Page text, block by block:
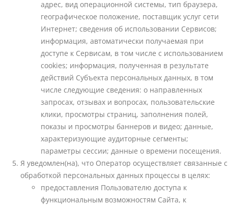
адрес, вид операционной системы, тип браузера,
географическое положение, поставщик услуг сети
Интернет; сведения об использовании Сервисов;
информация, автоматически получаемая при
доступе к Сервисам, в том числе с использованием
cookies; информация, полученная в результате
действий Субъекта персональных данных, в том
числе следующие сведения: о направленных
запросах, отзывах и вопросах, пользовательские
клики, просмотры страниц, заполнения полей,
показы и просмотры баннеров и видео; данные,
характеризующие аудиторные сегменты;
параметры сессии; данные о времени посещения.
Я уведомлен(на), что Оператор осуществляет связанные с
обработкой персональных данных процессы в целях:
предоставления Пользователю доступа к
функциональным возможностям Сайта, к